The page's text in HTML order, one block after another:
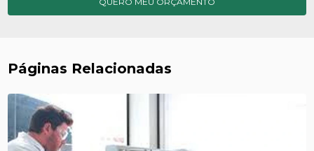
Páginas Relacionadas